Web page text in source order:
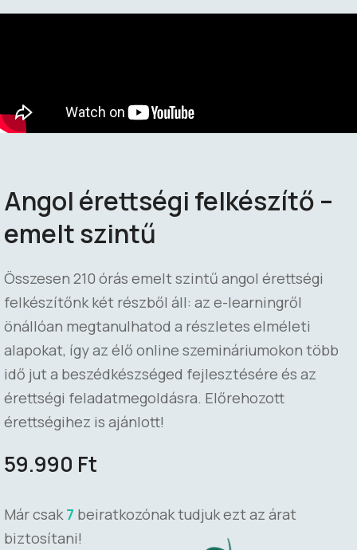
Angol érettségi felkészítő –
emelt szintű
Összesen 210 órás emelt szintű angol érettségi
felkészítőnk két részből áll: az e-learningről
önállóan megtanulhatod a részletes elméleti
alapokat, így az élő online szemináriumokon több
idő jut a beszédkészséged fejlesztésére és az
érettségi feladatmegoldásra. Előrehozott
érettségihez is ajánlott!
59.990 Ft
Már csak 7 beiratkozónak tudjuk ezt az árat
biztosítani!